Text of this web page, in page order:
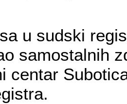
u sudski
samostalnih
centar